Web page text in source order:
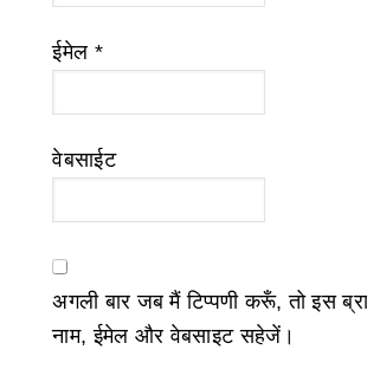
ईमेल *
वेबसाईट
अगली बार जब मैं टिप्पणी करूँ, तो इस
नाम, ईमेल और वेबसाइट सहेजें।